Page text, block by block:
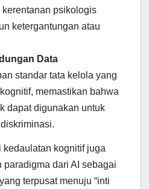
psikologis
ketergantungan atau
Data
standar tata kelola yang
memastikan bahwa
dapat digunakan untuk
kedaulatan kognitif juga
paradigma dari AI sebagai
terpusat menuju “inti